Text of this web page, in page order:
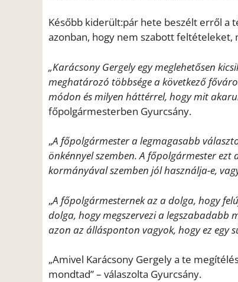
Később kiderült:pár hete beszélt erről a
azonban, hogy nem szabott feltételeket,
„Karácsony Gergely egy meglehetősen
meghatározó többsége a következő
módon és milyen háttérrel, hogy mit
főpolgármesterben Gyurcsány.
„A főpolgármester a legmagasabb
önkénnyel szemben. A főpolgármester ezt
kormányával szemben jól használja-e,
„A főpolgármesternek az a dolga, hogy
dolga, hogy megszervezi a legszabadabb
azon az állásponton vagyok, hogy ez egy
„Amivel Karácsony Gergely a te
mondtad” – válaszolta Gyurcsány.